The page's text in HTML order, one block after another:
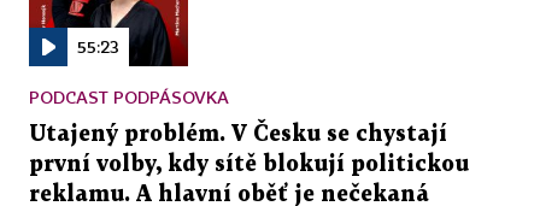
55:23
PODCAST PODPÁSOVKA
Utajený problém. V Česku se chystají
první volby, kdy sítě blokují politickou
reklamu. A hlavní oběť je nečekaná